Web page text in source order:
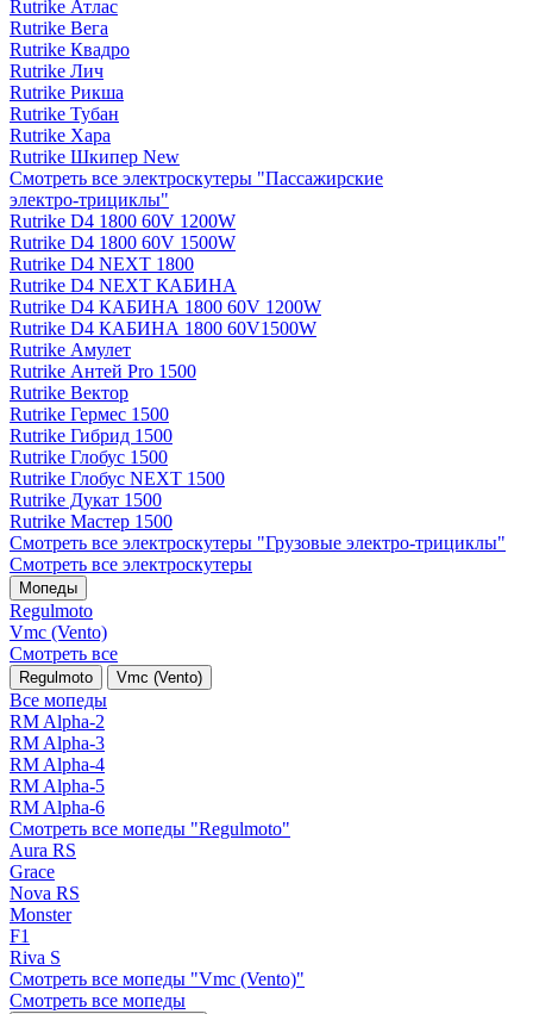
Rutrike Атлас
Rutrike Вега
Rutrike Квадро
Rutrike Лич
Rutrike Рикша
Rutrike Тубан
Rutrike Хара
Rutrike Шкипер New
Смотреть все электро­скутеры "Пассажирские
электро‑трициклы"
Rutrike D4 1800 60V 1200W
Rutrike D4 1800 60V 1500W
Rutrike D4 NEXT 1800
Rutrike D4 NEXT КАБИНА
Rutrike D4 КАБИНА 1800 60V 1200W
Rutrike D4 КАБИНА 1800 60V1500W
Rutrike Амулет
Rutrike Антей Pro 1500
Rutrike Вектор
Rutrike Гермес 1500
Rutrike Гибрид 1500
Rutrike Глобус 1500
Rutrike Глобус NEXT 1500
Rutrike Дукат 1500
Rutrike Мастер 1500
Смотреть все электро­скутеры "Грузовые электро‑трициклы"
Смотреть все электро­скутеры
Мопеды
Regulmoto
Vmc (Vento)
Смотреть все
Regulmoto Vmc (Vento)
Все мопеды
RM Alpha-2
RM Alpha-3
RM Alpha-4
RM Alpha-5
RM Alpha-6
Смотреть все мопеды "Regulmoto"
Aura RS
Grace
Nova RS
Monster
F1
Riva S
Смотреть все мопеды "Vmc (Vento)"
Смотреть все мопеды